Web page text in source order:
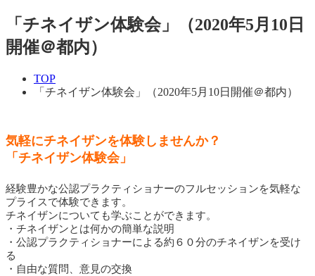
「チネイザン体験会」（2020年5月10日
開催＠都内）
TOP
「チネイザン体験会」（2020年5月10日開催＠都内）
気軽にチネイザンを体験しませんか？
「チネイザン体験会」
経験豊かな公認プラクティショナーのフルセッションを気軽な
プライスで体験できます。
チネイザンについても学ぶことができます。
・チネイザンとは何かの簡単な説明
・公認プラクティショナーによる約６０分のチネイザンを受け
る
・自由な質問、意見の交換